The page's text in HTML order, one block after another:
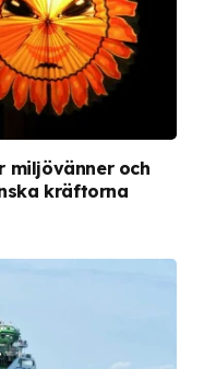
miljövänner och
kräftorna